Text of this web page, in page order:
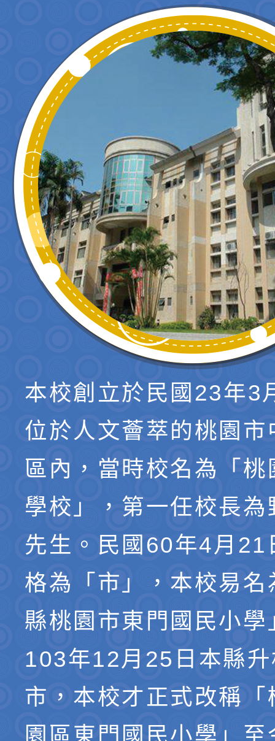
本校創立於民國23年3
位於人文薈萃的桃園市
區內，當時校名為「桃
學校」，第一任校長為
先生。民國60年4月21
格為「市」，本校易名
縣桃園市東門國民小學
103年12月25日本縣
市，本校才正式改稱「
園區東門國民小學」